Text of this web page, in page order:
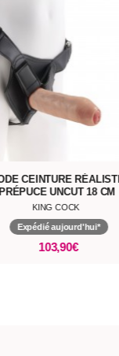
GODE AVEC
À TROIS
Expédié